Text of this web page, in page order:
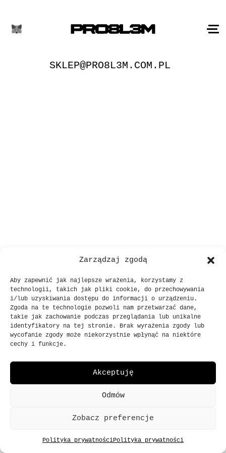
Zarządzaj zgodą
Aby zapewnić jak najlepsze wrażenia, korzystamy z
technologii, takich jak pliki cookie, do przechowywania
i/lub uzyskiwania dostępu do informacji o urządzeniu.
Zgoda na te technologie pozwoli nam przetwarzać dane,
takie jak zachowanie podczas przeglądania lub unikalne
identyfikatory na tej stronie. Brak wyrażenia zgody lub
wycofanie zgody może niekorzystnie wpłynąć na niektóre
cechy i funkcje.
Akceptuję
Odmów
Zobacz preferencje
Polityka prywatnościPolityka prywatności
SKLEP@PRO8L3M.COM.PL
SKLEP@PRO8L3M.PL
BO BĘDZIE PRO8L3M
POLITYKA PRYWATNOŚCI